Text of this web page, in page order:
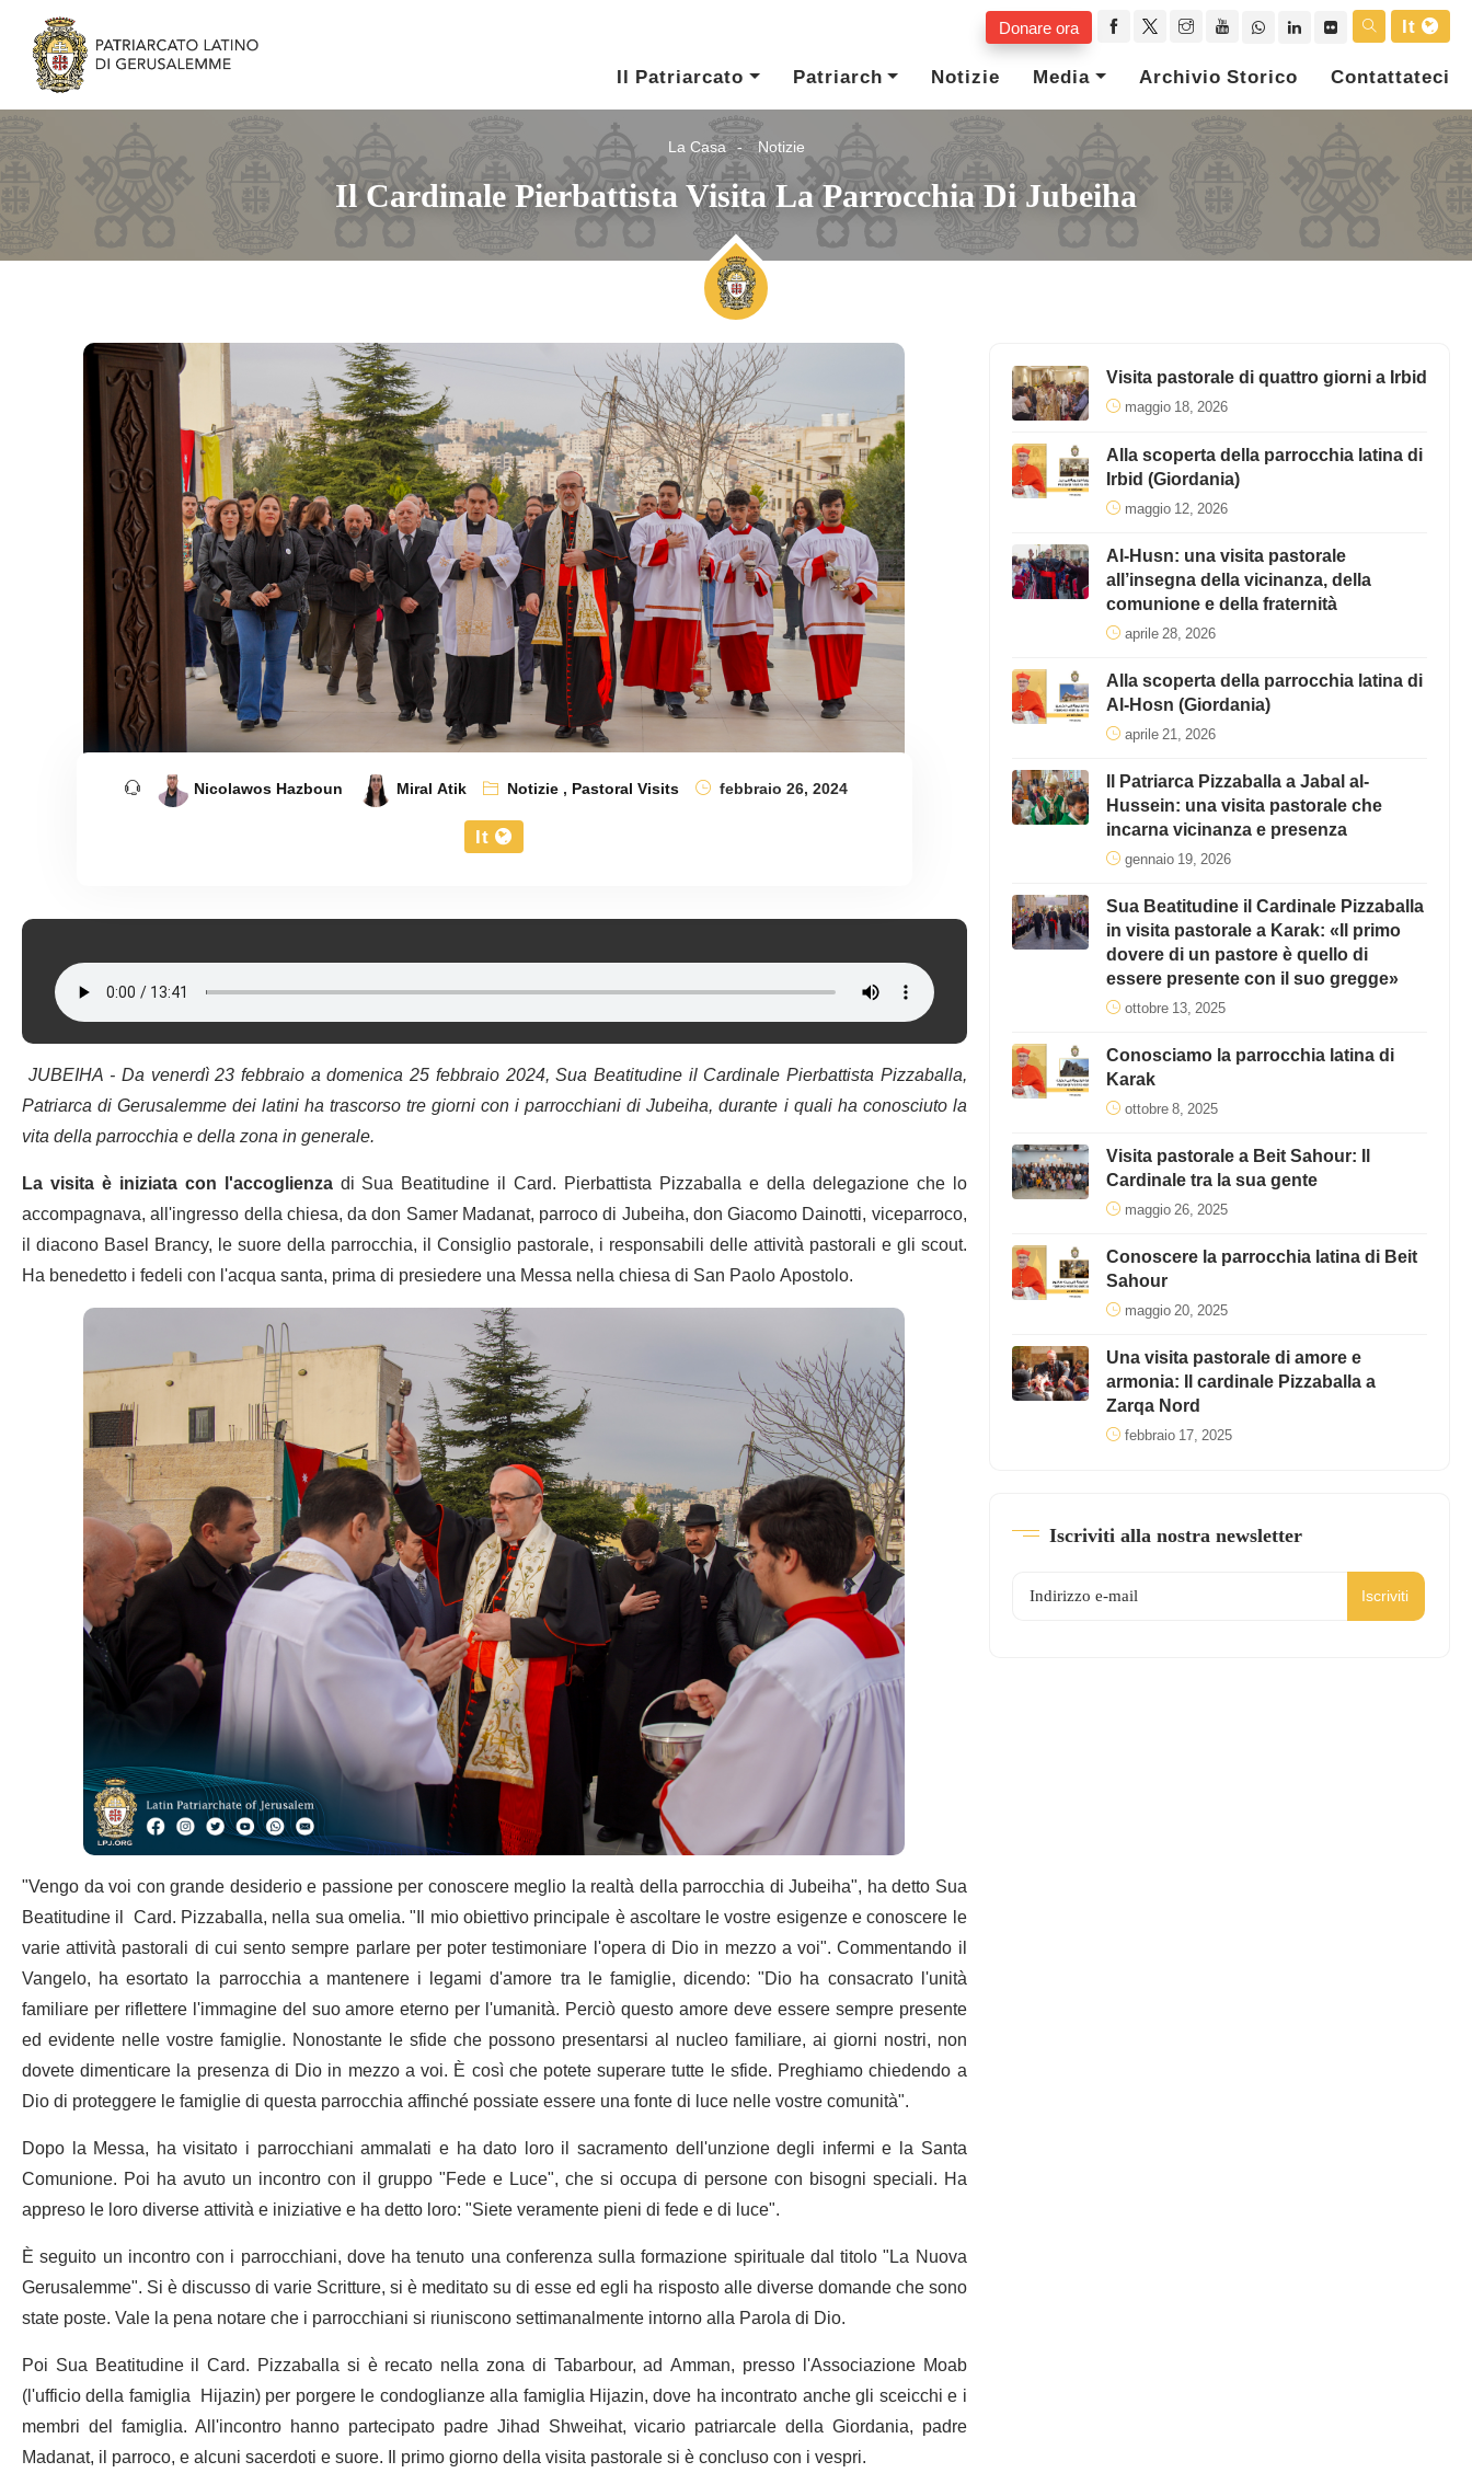
Donare ora
It
Il Patriarcato
Patriarch Notizie Media Archivio Storico Contattateci
La Casa Notizie
Il Cardinale Pierbattista Visita La Parrocchia Di Jubeiha
Nicolawos Hazboun Miral Atik Notizie, Pastoral Visits febbraio 26, 2024
It
JUBEIHA - Da venerdì 23 febbraio a domenica 25 febbraio 2024, Sua Beatitudine il Cardinale Pierbattista Pizzaballa,
Patriarca di Gerusalemme dei latini ha trascorso tre giorni con i parrocchiani di Jubeiha, durante i quali ha conosciuto la
vita della parrocchia e della zona in generale.
La visita è iniziata con l'accoglienza di Sua Beatitudine il Card. Pierbattista Pizzaballa e della delegazione che lo
accompagnava, all'ingresso della chiesa, da don Samer Madanat, parroco di Jubeiha, don Giacomo Dainotti, viceparroco,
il diacono Basel Brancy, le suore della parrocchia, il Consiglio pastorale, i responsabili delle attività pastorali e gli scout.
Ha benedetto i fedeli con l'acqua santa, prima di presiedere una Messa nella chiesa di San Paolo Apostolo.
"Vengo da voi con grande desiderio e passione per conoscere meglio la realtà della parrocchia di Jubeiha", ha detto Sua
Beatitudine il Card. Pizzaballa, nella sua omelia. "Il mio obiettivo principale è ascoltare le vostre esigenze e conoscere le
varie attività pastorali di cui sento sempre parlare per poter testimoniare l'opera di Dio in mezzo a voi". Commentando il
Vangelo, ha esortato la parrocchia a mantenere i legami d'amore tra le famiglie, dicendo: "Dio ha consacrato l'unità
familiare per riflettere l'immagine del suo amore eterno per l'umanità. Perciò questo amore deve essere sempre presente
ed evidente nelle vostre famiglie. Nonostante le sfide che possono presentarsi al nucleo familiare, ai giorni nostri, non
dovete dimenticare la presenza di Dio in mezzo a voi. È così che potete superare tutte le sfide. Preghiamo chiedendo a
Dio di proteggere le famiglie di questa parrocchia affinché possiate essere una fonte di luce nelle vostre comunità".
Dopo la Messa, ha visitato i parrocchiani ammalati e ha dato loro il sacramento dell'unzione degli infermi e la Santa
Comunione. Poi ha avuto un incontro con il gruppo "Fede e Luce", che si occupa di persone con bisogni speciali. Ha
appreso le loro diverse attività e iniziative e ha detto loro: "Siete veramente pieni di fede e di luce".
È seguito un incontro con i parrocchiani, dove ha tenuto una conferenza sulla formazione spirituale dal titolo "La Nuova
Gerusalemme". Si è discusso di varie Scritture, si è meditato su di esse ed egli ha risposto alle diverse domande che sono
state poste. Vale la pena notare che i parrocchiani si riuniscono settimanalmente intorno alla Parola di Dio.
Poi Sua Beatitudine il Card. Pizzaballa si è recato nella zona di Tabarbour, ad Amman, presso l'Associazione Moab
(l'ufficio della famiglia Hijazin) per porgere le condoglianze alla famiglia Hijazin, dove ha incontrato anche gli sceicchi e i
membri del famiglia. All'incontro hanno partecipato padre Jihad Shweihat, vicario patriarcale della Giordania, padre
Madanat, il parroco, e alcuni sacerdoti e suore. Il primo giorno della visita pastorale si è concluso con i vespri.
Visita pastorale di quattro giorni a Irbid
maggio 18, 2026
Alla scoperta della parrocchia latina di
Irbid (Giordania)
maggio 12, 2026
Al-Husn: una visita pastorale
all’insegna della vicinanza, della
comunione e della fraternità
aprile 28, 2026
Alla scoperta della parrocchia latina di
Al-Hosn (Giordania)
aprile 21, 2026
Il Patriarca Pizzaballa a Jabal al-
Hussein: una visita pastorale che
incarna vicinanza e presenza
gennaio 19, 2026
Sua Beatitudine il Cardinale Pizzaballa
in visita pastorale a Karak: «Il primo
dovere di un pastore è quello di
essere presente con il suo gregge»
ottobre 13, 2025
Conosciamo la parrocchia latina di
Karak
ottobre 8, 2025
Visita pastorale a Beit Sahour: Il
Cardinale tra la sua gente
maggio 26, 2025
Conoscere la parrocchia latina di Beit
Sahour
maggio 20, 2025
Una visita pastorale di amore e
armonia: Il cardinale Pizzaballa a
Zarqa Nord
febbraio 17, 2025
Iscriviti alla nostra newsletter
Iscriviti